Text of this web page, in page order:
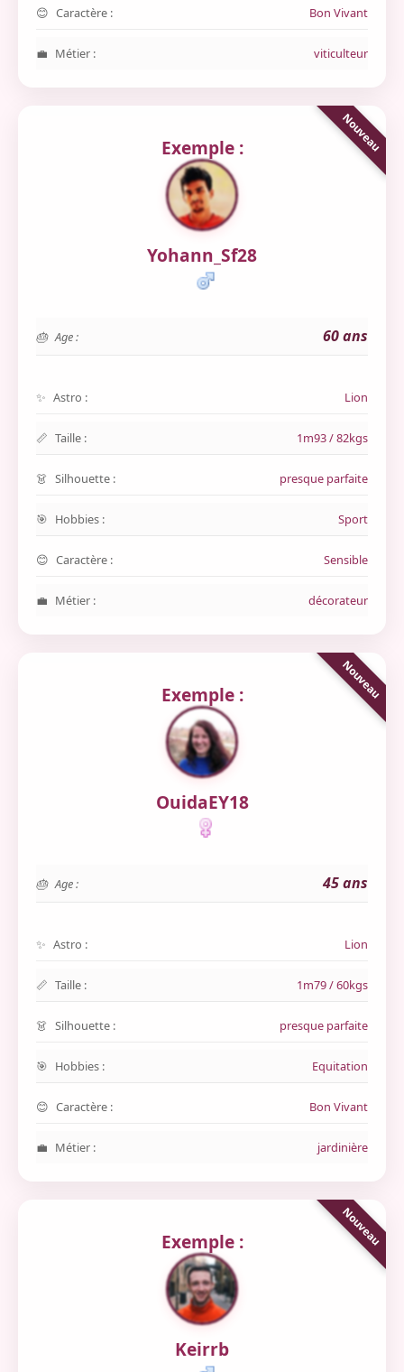
Caractère : Bon Vivant
Métier : viticulteur
Exemple :
Yohann_Sf28
Age : 60 ans
Astro : Lion
Taille : 1m93 / 82kgs
Silhouette : presque parfaite
Hobbies : Sport
Caractère : Sensible
Métier : décorateur
Exemple :
OuidaEY18
Age : 45 ans
Astro : Lion
Taille : 1m79 / 60kgs
Silhouette : presque parfaite
Hobbies : Equitation
Caractère : Bon Vivant
Métier : jardinière
Exemple :
Keirrb